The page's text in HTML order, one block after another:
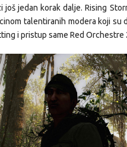
još jedan korak dalje. Rising
talentiranih modera koji su
i pristup same Red Orchestre